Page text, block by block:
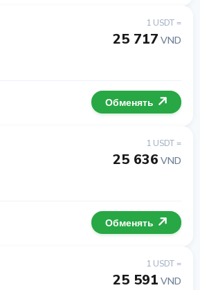
1 USDT =
25 717 VND
Обменять
1 USDT =
25 636 VND
Обменять
1 USDT =
25 591 VND